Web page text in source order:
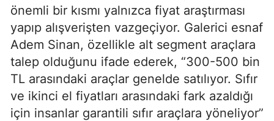
önemli bir kısmı yalnızca fiyat araştırması
yapıp alışverişten vazgeçiyor. Galerici esnaf
Adem Sinan, özellikle alt segment araçlara
talep olduğunu ifade ederek, “300-500 bin
TL arasındaki araçlar genelde satılıyor. Sıfır
ve ikinci el fiyatları arasındaki fark azaldığı
için insanlar garantili sıfır araçlara yöneliyor”